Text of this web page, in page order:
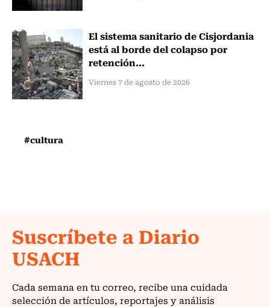
El sistema sanitario de Cisjordania
está al borde del colapso por
retención...
Viernes 7 de agosto de 2026
#cultura